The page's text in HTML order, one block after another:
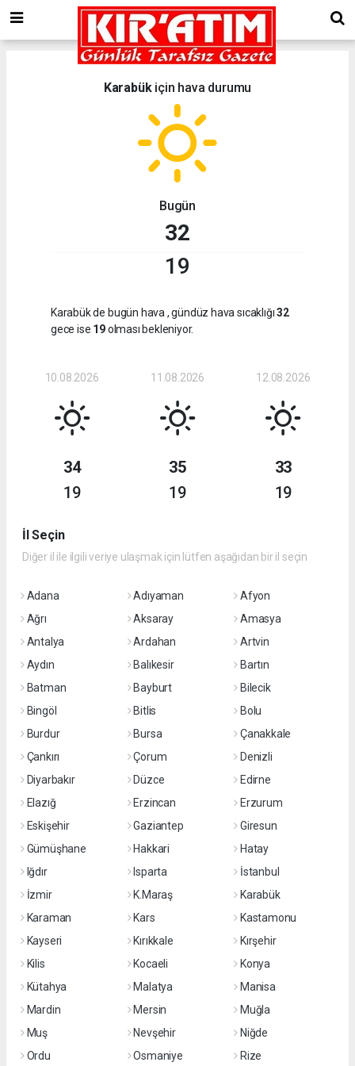
Karabükiçin hava durumu
Bugün
32
19
Karabük de bugün hava , gündüz hava sıcaklığı32
gece ise 19olması bekleniyor.
10.08.2026
34
19
11.08.2026
35
19
12.08.2026
33
19
İl Seçin
Diğer il ile ilgili veriye ulaşmak için lütfen aşağıdan bir il seçin
Adana Adıyaman
Afyon
Ağrı
Aksaray
Amasya
Antalya
Ardahan
Artvin
Aydın
Balıkesir
Bartın
Batman
Bayburt
Bilecik
Bingöl
Bitlis
Bolu
Burdur
Bursa
Çanakkale
Çankırı
Çorum
Denizli
Diyarbakır
Düzce
Edirne
Elazığ
Erzincan
Erzurum
Eskişehir
Gaziantep
Giresun
Gümüşhane
Hakkari
Hatay
Iğdır
Isparta
İstanbul
İzmir
K.Maraş
Karabük
Karaman
Kars
Kastamonu
Kayseri
Kırıkkale
Kırşehir
Kilis
Kocaeli
Konya
Kütahya
Malatya
Manisa
Mardin
Mersin
Muğla
Muş
Nevşehir
Niğde
Ordu
Osmaniye Rize